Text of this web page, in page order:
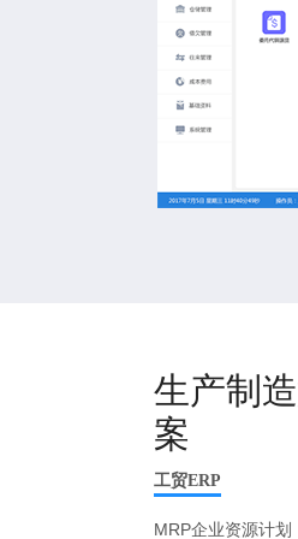
生产制
案
工贸ERP
MRP企业资源计划